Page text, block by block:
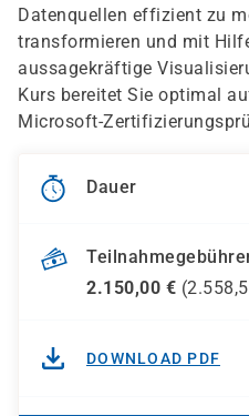
Datenquellen effizient zu
transformieren und mit
aussagekräftige
Kurs bereitet Sie optimal
Microsoft-
Dauer
2.150,00 € (
DOWNLOAD PDF